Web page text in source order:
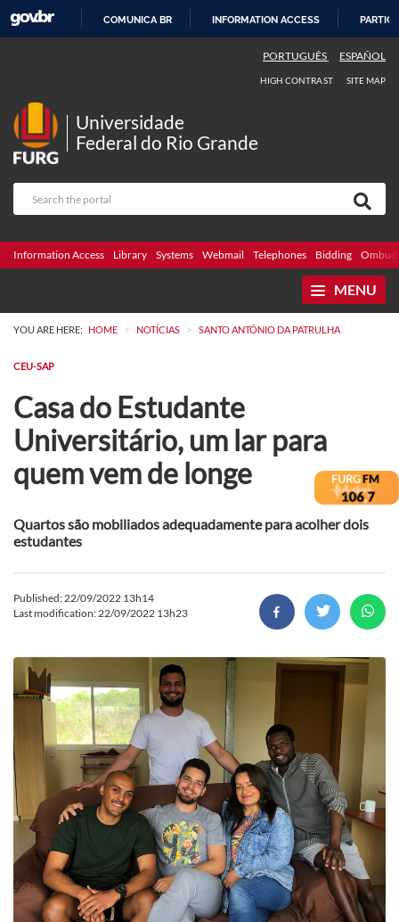
COMUNICA BR INFORMATION ACCESS
PORTUGUÊS ESPAÑOL
HIGH CONTRAST SITE MAP
Universidade
Federal do Rio Grande
Information Access Library Systems Webmail Telephones Bidding
MENU
YOU ARE HERE: HOME > NOTÍCIAS > SANTO ANTÔNIO DA PATRULHA
CEU-SAP
Casa do Estudante
Universitário, um lar para
quem vem de longe
Quartos são mobiliados adequadamente para acolher dois
estudantes
Published: 22/09/2022 13h14
Last modification: 22/09/2022 13h23